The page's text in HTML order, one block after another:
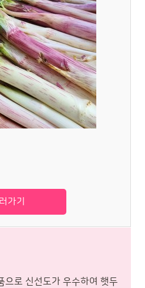
가기
으로 신선도가 우수하여 햇두